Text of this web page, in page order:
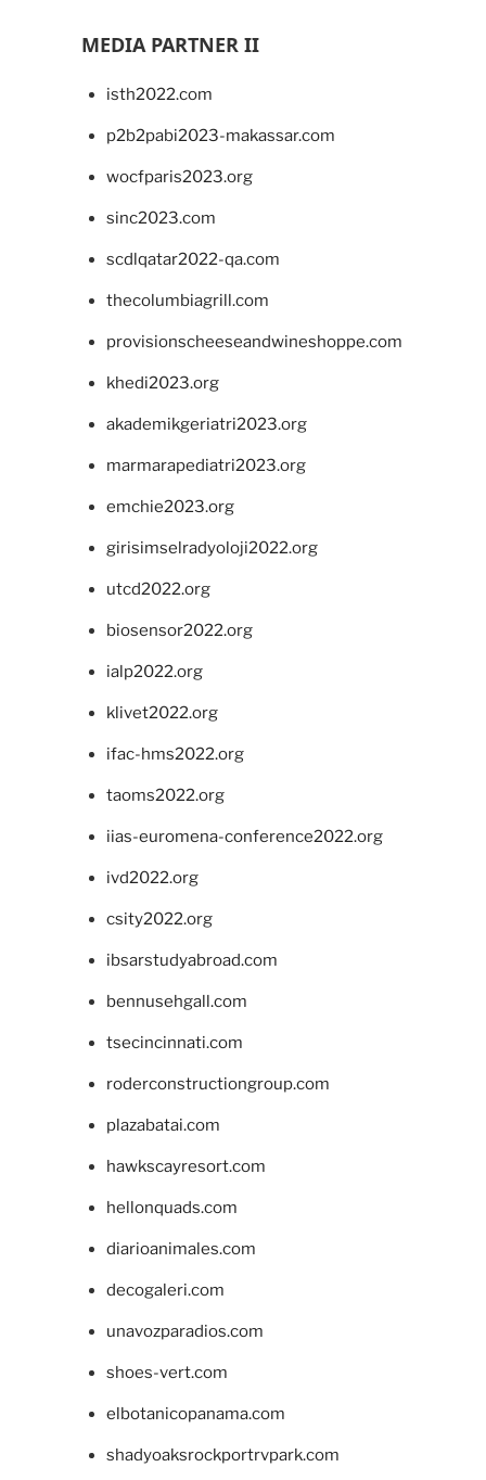
MEDIA PARTNER II
isth2022.com
p2b2pabi2023-makassar.com
wocfparis2023.org
sinc2023.com
scdlqatar2022-qa.com
thecolumbiagrill.com
provisionscheeseandwineshoppe.com
khedi2023.org
akademikgeriatri2023.org
marmarapediatri2023.org
emchie2023.org
girisimselradyoloji2022.org
utcd2022.org
biosensor2022.org
ialp2022.org
klivet2022.org
ifac-hms2022.org
taoms2022.org
iias-euromena-conference2022.org
ivd2022.org
csity2022.org
ibsarstudyabroad.com
bennusehgall.com
tsecincinnati.com
roderconstructiongroup.com
plazabatai.com
hawkscayresort.com
hellonquads.com
diarioanimales.com
decogaleri.com
unavozparadios.com
shoes-vert.com
elbotanicopanama.com
shadyoaksrockportrvpark.com